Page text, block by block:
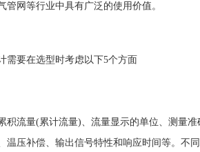
管网等行业中具有广泛的使用价值。
需要在选型时考虑以下5个方面
积流量(累计流量)、流量显示的单位、测量
温压补偿、输出信号特性和响应时间等。不